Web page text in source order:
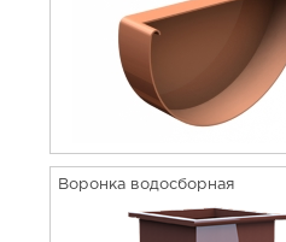
Воронка водосборная